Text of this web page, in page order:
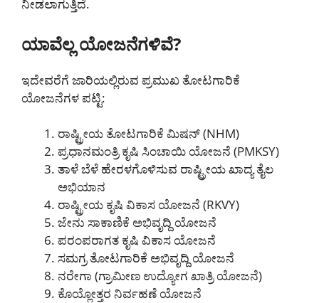
ನೀಡಲಾಗುತ್ತಿದೆ.
ಯಾವೆಲ್ಲ ಯೋಜನೆಗಳಿವೆ?
ಇದೇವರೆಗೆ ಜಾರಿಯಲ್ಲಿರುವ ಪ್ರಮುಖ ತೋಟಗಾರಿಕೆ
ಯೋಜನೆಗಳ ಪಟ್ಟಿ:
ರಾಷ್ಟ್ರೀಯ ತೋಟಗಾರಿಕೆ ಮಿಷನ್ (NHM)
ಪ್ರಧಾನಮಂತ್ರಿ ಕೃಷಿ ಸಿಂಚಾಯಿ ಯೋಜನೆ (PMKSY)
ತಾಳೆ ಬೆಳೆ ಹೇರಳಗೊಳಿಸುವ ರಾಷ್ಟ್ರೀಯ ಖಾದ್ಯ ತೈಲ
ಅಭಿಯಾನ
ರಾಷ್ಟ್ರೀಯ ಕೃಷಿ ವಿಕಾಸ ಯೋಜನೆ (RKVY)
ಜೇನು ಸಾಕಾಣಿಕೆ ಅಭಿವೃದ್ದಿ ಯೋಜನೆ
ಪರಂಪರಾಗತ ಕೃಷಿ ವಿಕಾಸ ಯೋಜನೆ
ಸಮಗ್ರ ತೋಟಗಾರಿಕೆ ಅಭಿವೃದ್ದಿ ಯೋಜನೆ
ನರೇಗಾ (ಗ್ರಾಮೀಣ ಉದ್ಯೋಗ ಖಾತ್ರಿ ಯೋಜನೆ)
ಕೊಯ್ಲೋತ್ತರ ನಿರ್ವಹಣೆ ಯೋಜನೆ